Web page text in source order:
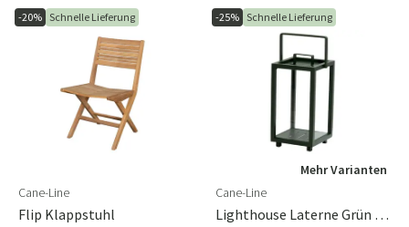
-20% Schnelle Lieferung
Cane-Line
Flip Klappstuhl
-25% Schnelle Lieferung
Mehr Varianten
Cane-Line
Lighthouse Laterne Grün Klein